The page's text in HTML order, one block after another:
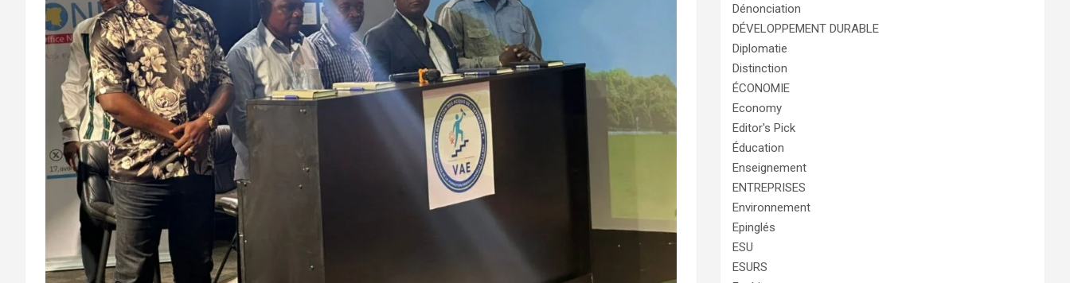
Dénonciation
DÉVELOPPEMENT DURABLE
Diplomatie
Distinction
ÉCONOMIE
Economy
Editor's Pick
Éducation
Enseignement
ENTREPRISES
Environnement
Epinglés
ESU
ESURS